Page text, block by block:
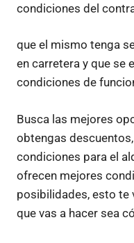
condiciones del
que el mismo tenga
en carretera y que se
condiciones de
Busca las mejores
obtengas
condiciones para el
ofrecen mejores
posibilidades, esto te
que vas a hacer sea